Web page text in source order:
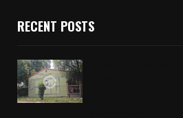
RECENT POSTS